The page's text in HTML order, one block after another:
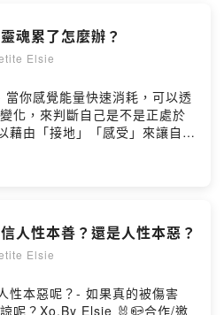
魂累了怎麼辦？
Elsie
你感覺能量快速消耗，可以透
化，來判斷自己是不是正處於
藉由「接地」「感受」來讓自己
小艾星傳送門：
人性本善？還是人性本惡？
Elsie
性本惡呢？- 如果真的被傷害
呢？Xo,By Elsie 🐰📪合作/邀